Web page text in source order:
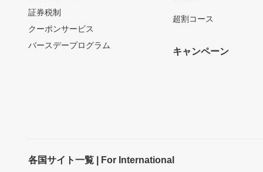
証券税制
クーポンサービス
バースデープログラム
超割コース
キャンペーン
各国サイト一覧 | For International